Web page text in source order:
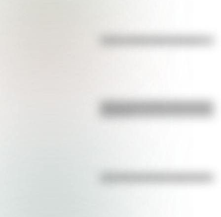
Bandera de Ecuador para colorear